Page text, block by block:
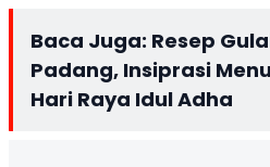
Baca Juga: Resep
Padang, Insiprasi
Hari Raya Idul Adha